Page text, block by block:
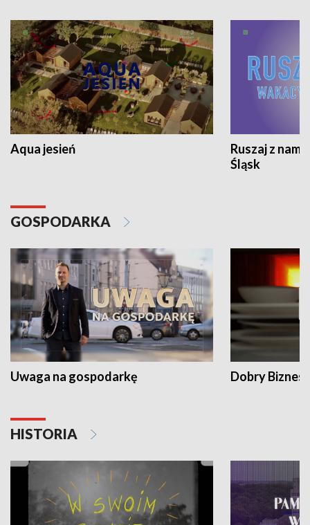
Aqua jesień
Ruszaj z
Śląsk
GOSPODARKA
Uwaga na gospodarkę Dobry Biznes
HISTORIA